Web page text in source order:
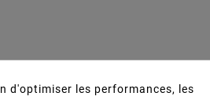
d'optimiser les performances, les